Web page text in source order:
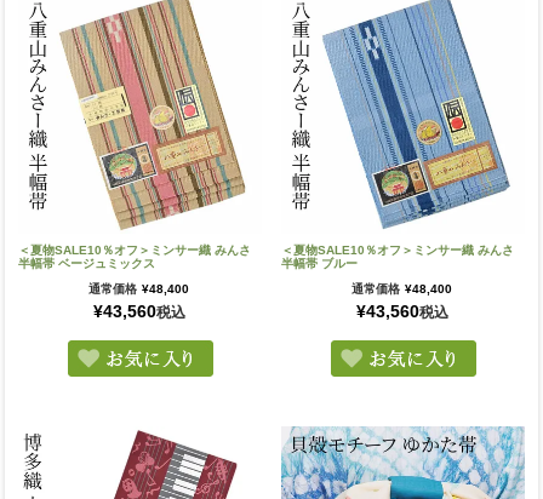
＜夏物SALE10％オフ＞ミンサー織 みんさ
半幅帯 ベージュミックス
通常価格 ¥48,400
¥43,560税込
＜夏物SALE10％オフ＞ミンサー織 みんさ
半幅帯 ブルー
通常価格 ¥48,400
¥43,560税込